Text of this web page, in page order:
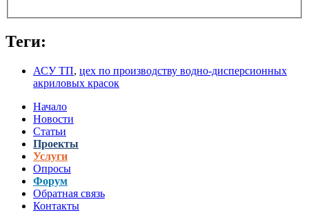
Теги:
АСУ ТП, цех по производству водно-дисперсионных
акриловых красок
Начало
Новости
Статьи
Проекты
Услуги
Опросы
Форум
Обратная связь
Контакты